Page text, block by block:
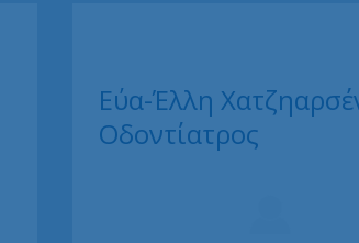
Εύα-Έλλη
Οδοντίατρος